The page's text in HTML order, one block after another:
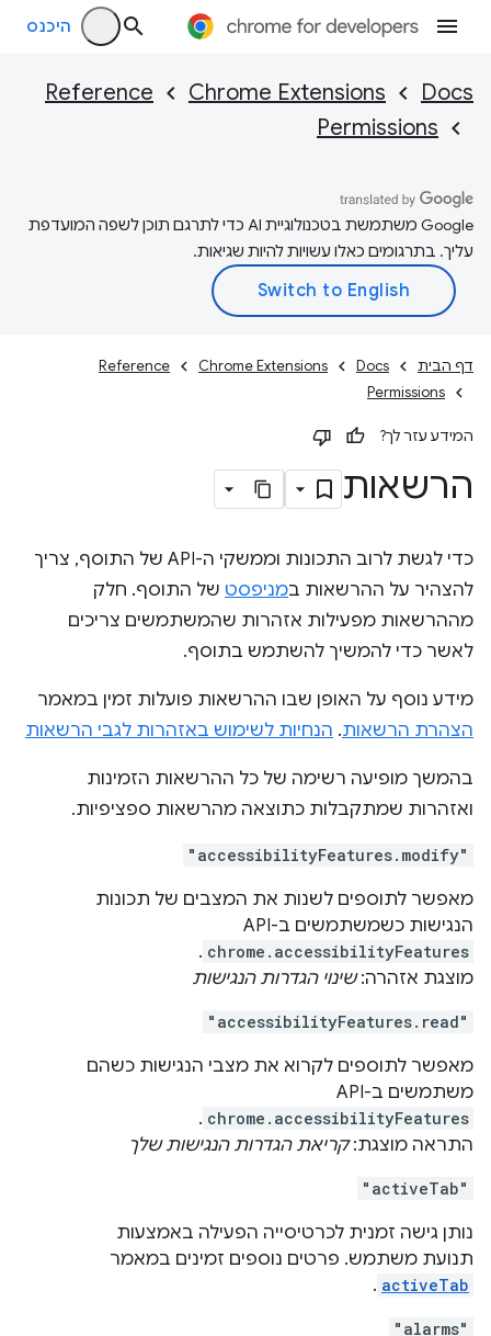
היכנס
Docs
Chrome Extensions
Reference
Permissions
‫Google משתמשת בטכנולוגיית AI כדי לתרגם תוכן לשפה המועדפת
עליך. בתרגומים כאלו עשויות להיות שגיאות.
דף הבית Docs
Chrome Extensions
Reference
Permissions
המידע עזר לך?
הרשאות
כדי לגשת לרוב התכונות וממשקי ה-API של התוסף, צריך
להצהיר על ההרשאות במניפסט של התוסף. חלק
מההרשאות מפעילות אזהרות שהמשתמשים צריכים
לאשר כדי להמשיך להשתמש בתוסף.
מידע נוסף על האופן שבו ההרשאות פועלות זמין במאמר
הצהרת הרשאות. הנחיות לשימוש באזהרות לגבי הרשאות
בהמשך מופיעה רשימה של כל ההרשאות הזמינות
ואזהרות שמתקבלות כתוצאה מהרשאות ספציפיות.
"accessibilityFeatures.modify"
מאפשר לתוספים לשנות את המצבים של תכונות
הנגישות כשמשתמשים ב-API‏
chrome.accessibilityFeatures
.
מוצגת אזהרה:שינוי הגדרות הנגישות
"accessibilityFeatures.read"
מאפשר לתוספים לקרוא את מצבי הנגישות כשהם
משתמשים ב-API‏
chrome.accessibilityFeatures
.
התראה מוצגת:קריאת הגדרות הנגישות שלך
"activeTab"
נותן גישה זמנית לכרטיסייה הפעילה באמצעות
תנועת משתמש. פרטים נוספים זמינים במאמר
activeTab
.
"alarms"